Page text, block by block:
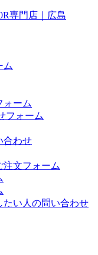
ム
ォーム
フォーム
合わせ
注文フォーム
たい人の問い合わせ